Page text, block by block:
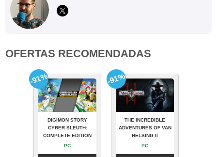
OFERTAS RECOMENDADAS
DIGIMON STORY
CYBER SLEUTH:
COMPLETE EDITION
PC
-91%
THE INCREDIBLE
ADVENTURES OF VAN
HELSING II
PC
-91%